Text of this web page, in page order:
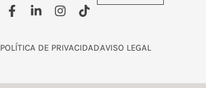
POLÍTICA DE PRIVACIDADAVISO LEGAL